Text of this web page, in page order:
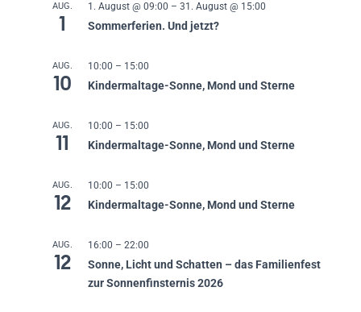
AUG.
1
1. August @ 09:00 – 31. August @ 15:00
Sommerferien. Und jetzt?
AUG.
10
10:00 – 15:00
Kindermaltage-Sonne, Mond und Sterne
AUG.
11
10:00 – 15:00
Kindermaltage-Sonne, Mond und Sterne
AUG.
12
10:00 – 15:00
Kindermaltage-Sonne, Mond und Sterne
AUG.
12
16:00 – 22:00
Sonne, Licht und Schatten – das Familienfest
zur Sonnenfinsternis 2026